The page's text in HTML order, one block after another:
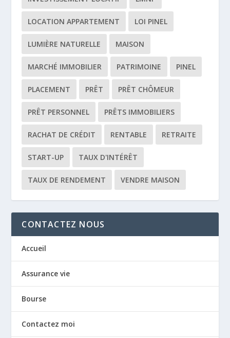
LOCATION APPARTEMENT LOI PINEL
LUMIÈRE NATURELLE MAISON
MARCHÉ IMMOBILIER PATRIMOINE PINEL
PLACEMENT PRÊT PRÊT CHÔMEUR
PRÊT PERSONNEL PRÊTS IMMOBILIERS
RACHAT DE CRÉDIT RENTABLE RETRAITE
START-UP TAUX D'INTÉRÊT
TAUX DE RENDEMENT VENDRE MAISON
CONTACTEZ NOUS
Accueil
Assurance vie
Bourse
Contactez moi